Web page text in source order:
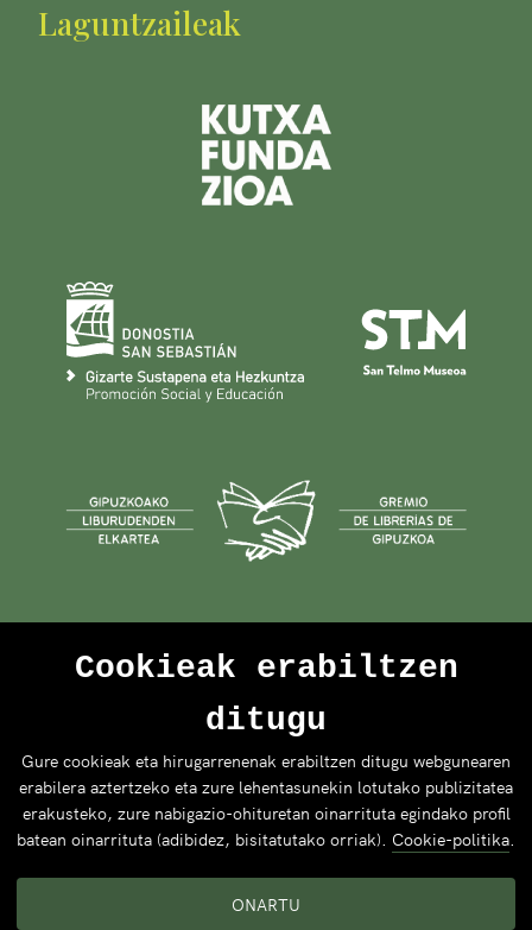
Laguntzaileak
Cookieak erabiltzen
ditugu
Gure cookieak eta hirugarrenenak erabiltzen ditugu webgunearen
erabilera aztertzeko eta zure lehentasunekin lotutako publizitatea
erakusteko, zure nabigazio-ohituretan oinarrituta egindako profil
batean oinarrituta (adibidez, bisitatutako orriak). Cookie-politika.
ONARTU